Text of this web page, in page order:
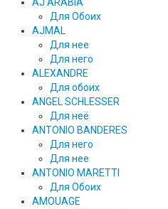
AJ ARABIA
Для Обоих
AJMAL
Для нее
Для него
ALEXANDRE
Для обоих
ANGEL SCHLESSER
Для неё
ANTONIO BANDERES
Для него
Для нее
ANTONIO MARETTI
Для Обоих
AMOUAGE